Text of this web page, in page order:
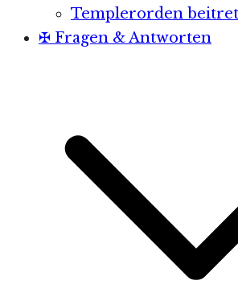
Templerorden
✠ Fragen & Antworten